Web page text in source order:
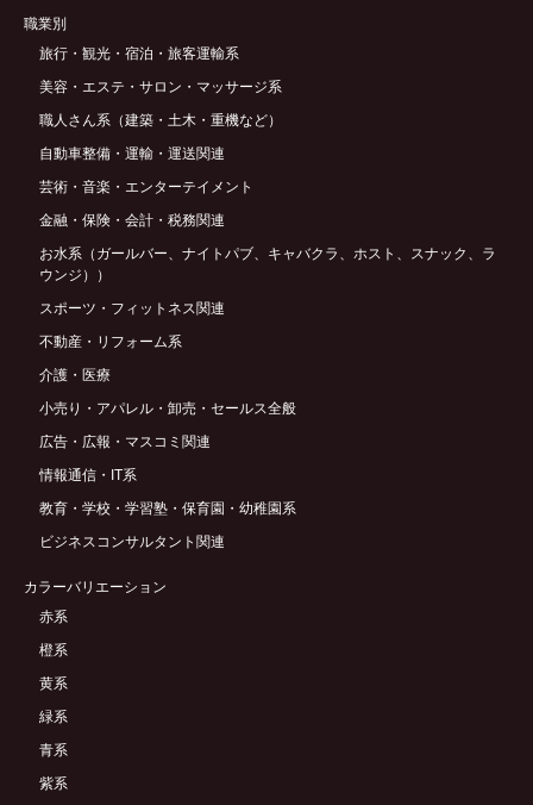
職業別
旅行・観光・宿泊・旅客運輸系
美容・エステ・サロン・マッサージ系
職人さん系（建築・土木・重機など）
自動車整備・運輸・運送関連
芸術・音楽・エンターテイメント
金融・保険・会計・税務関連
お水系（ガールバー、ナイトパブ、キャバクラ、ホスト、スナック、ラ
ウンジ））
スポーツ・フィットネス関連
不動産・リフォーム系
介護・医療
小売り・アパレル・卸売・セールス全般
広告・広報・マスコミ関連
情報通信・IT系
教育・学校・学習塾・保育園・幼稚園系
ビジネスコンサルタント関連
カラーバリエーション
赤系
橙系
黄系
緑系
青系
紫系